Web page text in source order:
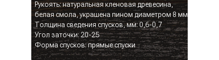
Рукоять: натуральная кленовая древесина,
белая смола, украшена пином диаметром 8 мм
Толщина сведения спусков, мм: 0,6-0,7
Угол заточки: 20-25
Форма спусков: прямые спуски